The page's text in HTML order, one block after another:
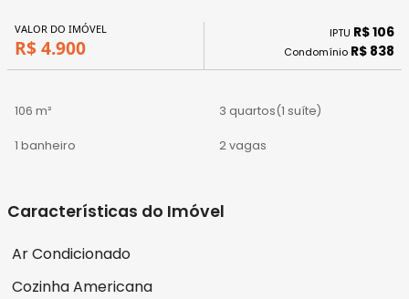
VALOR DO IMÓVEL
R$ 4.900
IPTU R$ 106
Condomínio R$ 838
106 m² 3 quartos(1 suíte)
1 banheiro 2 vagas
Características do Imóvel
Ar Condicionado
Cozinha Americana